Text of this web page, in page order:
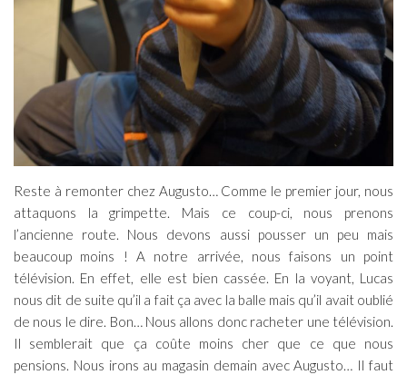
Reste à remonter chez Augusto… Comme le premier jour, nous
attaquons la grimpette. Mais ce coup-ci, nous prenons
l’ancienne route. Nous devons aussi pousser un peu mais
beaucoup moins ! A notre arrivée, nous faisons un point
télévision. En effet, elle est bien cassée. En la voyant, Lucas
nous dit de suite qu’il a fait ça avec la balle mais qu’il avait oublié
de nous le dire. Bon… Nous allons donc racheter une télévision.
Il semblerait que ça coûte moins cher que ce que nous
pensions. Nous irons au magasin demain avec Augusto… Il faut